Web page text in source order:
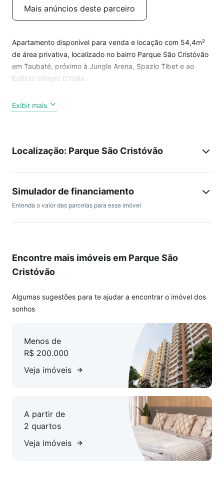
Mais anúncios deste parceiro
Apartamento disponível para venda e locação com 54,4m²
de área privativa, localizado no bairro Parque São Cristóvão
em Taubaté, próximo à Jungle Arena, Spazio Tibet e ao
Edifício Villagio D'Italia.
O imóvel possui sala, cozinha, 2 quartos, 1 banheiro, área de
serviço e 1 vaga de garagem coberta.
guarita, espaço gourmet com churrasqueira coletiva,
playground, salão de festas e salão de jogos.
Agende a sua visita!
Trabalhamos com financiamento!
Exibir mais
Localização: Parque São Cristóvão
Simulador de financiamento
Entenda o valor das parcelas para esse imóvel
Encontre mais imóveis em Parque São
Cristóvão
Algumas sugestões para te ajudar a encontrar o imóvel dos
sonhos
Menos de
R$ 200.000
Veja imóveis
A partir de
2 quartos
Veja imóveis